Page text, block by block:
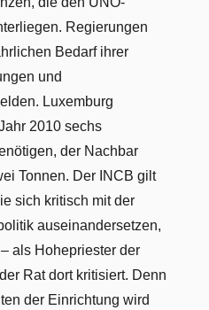
Regierungen
Bedarf ihrer
und
Luxemburg
2010 sechs
der Nachbar
Tonnen. Der INCB gilt
sich kritisch mit der
auseinandersetzen,
als Hohepriester der
Rat dort kritisiert. Denn
der Einrichtung wird